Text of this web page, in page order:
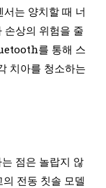
는 양치할 때 너
손상의 위험을 줄
를 통해 스
치아를 청소하는
점은 놀랍지 않
전동 칫솔 모델